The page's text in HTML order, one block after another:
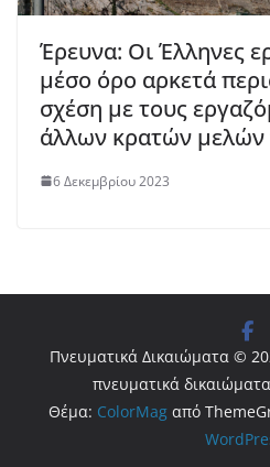
Έρευνα: Οι Έλληνες
μέσο όρο αρκετά
σχέση με τους
άλλων κρατών μελών
6 Δεκεμβρίου 2023
Πνευματικά Δικαιώματα ©
πνευματικά
Θέμα: ColorMag από